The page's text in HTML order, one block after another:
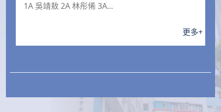
1A 吳靖敖 2A 林彤俙 3A...
更多+